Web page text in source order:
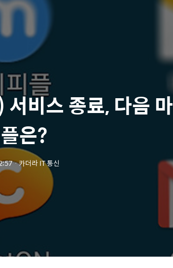
비스 종료, 다음 마
은?
ㆍ카더라 IT 통신